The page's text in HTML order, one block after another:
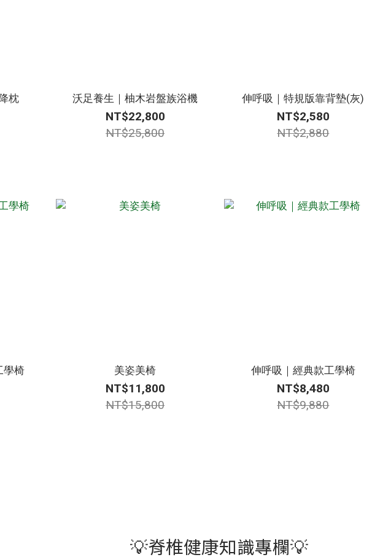
枕 沃足養生｜柚木岩盤族浴機
NT$22,800
NT$25,800
伸呼吸｜特規版靠背墊(灰)
NT$2,580
NT$2,880
學椅 美姿美椅
NT$11,800
NT$15,800
伸呼吸｜經典款工學椅
NT$8,480
NT$9,880
💡脊椎健康知識專欄💡